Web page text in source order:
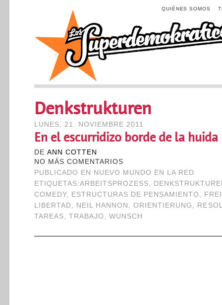
QUIÉNES SOMOS
Denkstrukturen
LUNES, 21. NOVIEMBRE 2011
En el escurridizo borde de la huida
DE ANN COTTEN
NO MÁS COMENTARIOS
PUBLICADO EN
NUEVO MUNDO EN LA RED
ETIQUETAS:ARBEITSPROZESS,
COMEDY, ESTRUCTURAS DE PENSAMIENTO ,
LIBERTAD, NEIL HANNON ,ORIENTIERUNG ,
TAREAS, TRABAJO , WUNSCH